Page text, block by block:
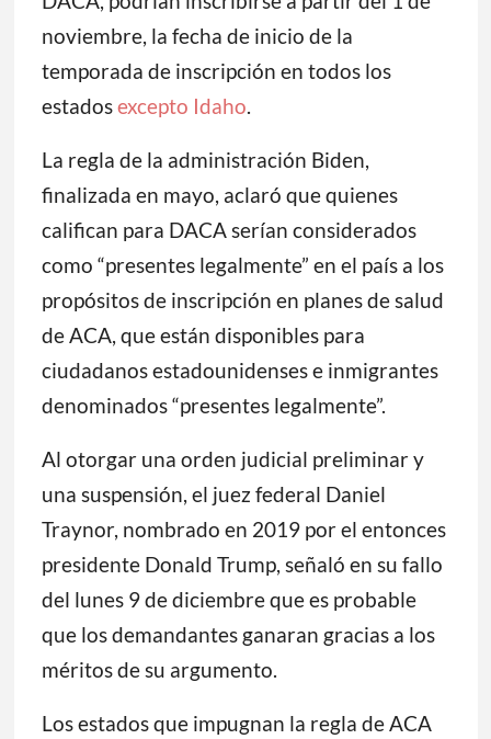
noviembre, la fecha de inicio de la
temporada de inscripción en todos los
estadosexcepto Idaho.
La regla de la administración Biden,
finalizada en mayo, aclaró que quienes
califican para DACA serían considerados
como “presentes legalmente” en el país a los
propósitos de inscripción en planes de salud
de ACA, que están disponibles para
ciudadanos estadounidenses e inmigrantes
denominados “presentes legalmente”.
Al otorgar una orden judicial preliminar y
una suspensión, el juez federal Daniel
Traynor, nombrado en 2019 por el entonces
presidente Donald Trump, señaló en su fallo
del lunes 9 de diciembre que es probable
que los demandantes ganaran gracias a los
méritos de su argumento.
Los estados que impugnan la regla de ACA